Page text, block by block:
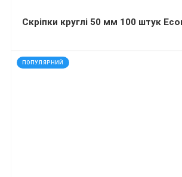
Скріпки круглі 50 мм 100 штук
ПОПУЛЯРНИЙ
код: 92399